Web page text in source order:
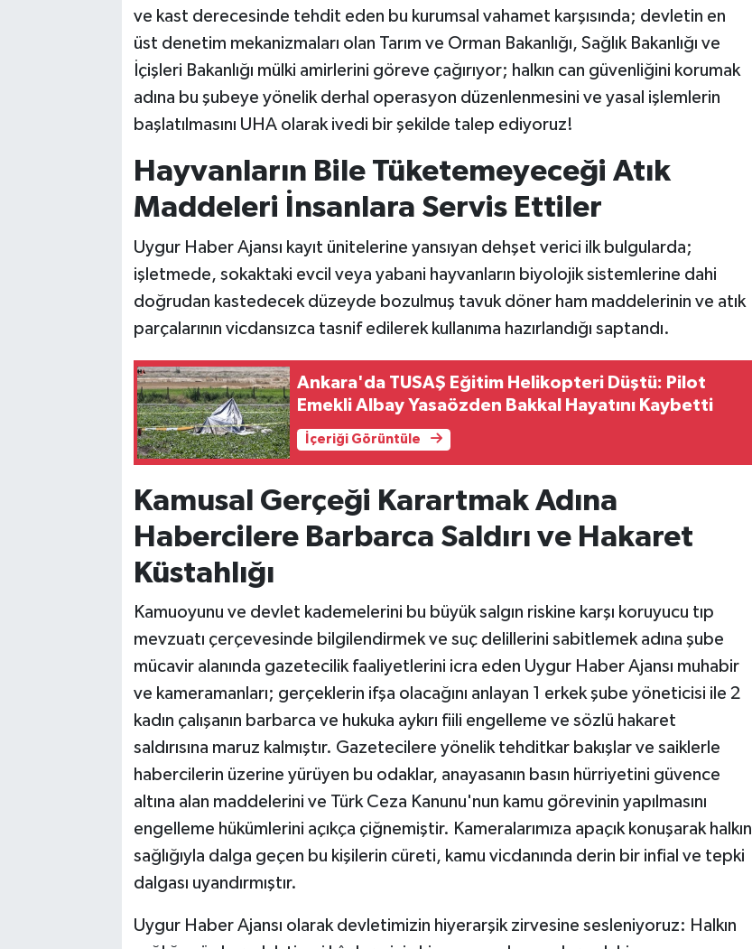
ve kast derecesinde tehdit eden bu kurumsal vahamet karşısında; devletin en
üst denetim mekanizmaları olan Tarım ve Orman Bakanlığı, Sağlık Bakanlığı ve
İçişleri Bakanlığı mülki amirlerini göreve çağırıyor; halkın can güvenliğini korumak
adına bu şubeye yönelik derhal operasyon düzenlenmesini ve yasal işlemlerin
başlatılmasını UHA olarak ivedi bir şekilde talep ediyoruz!
Hayvanların Bile Tüketemeyeceği Atık
Maddeleri İnsanlara Servis Ettiler
Uygur Haber Ajansı kayıt ünitelerine yansıyan dehşet verici ilk bulgularda;
işletmede, sokaktaki evcil veya yabani hayvanların biyolojik sistemlerine dahi
doğrudan kastedecek düzeyde bozulmuş tavuk döner ham maddelerinin ve atık
parçalarının vicdansızca tasnif edilerek kullanıma hazırlandığı saptandı.
Ankara'da TUSAŞ Eğitim Helikopteri Düştü: Pilot
Emekli Albay Yasaözden Bakkal Hayatını Kaybetti
İçeriği Görüntüle
Kamusal Gerçeği Karartmak Adına
Habercilere Barbarca Saldırı ve Hakaret
Küstahlığı
Kamuoyunu ve devlet kademelerini bu büyük salgın riskine karşı koruyucu tıp
mevzuatı çerçevesinde bilgilendirmek ve suç delillerini sabitlemek adına şube
mücavir alanında gazetecilik faaliyetlerini icra eden Uygur Haber Ajansı muhabir
ve kameramanları; gerçeklerin ifşa olacağını anlayan 1 erkek şube yöneticisi ile 2
kadın çalışanın barbarca ve hukuka aykırı fiili engelleme ve sözlü hakaret
saldırısına maruz kalmıştır. Gazetecilere yönelik tehditkar bakışlar ve saiklerle
habercilerin üzerine yürüyen bu odaklar, anayasanın basın hürriyetini güvence
altına alan maddelerini ve Türk Ceza Kanunu'nun kamu görevinin yapılmasını
engelleme hükümlerini açıkça çiğnemiştir. Kameralarımıza apaçık konuşarak halkın
sağlığıyla dalga geçen bu kişilerin cüreti, kamu vicdanında derin bir infial ve tepki
dalgası uyandırmıştır.
Uygur Haber Ajansı olarak devletimizin hiyerarşik zirvesine sesleniyoruz: Halkın